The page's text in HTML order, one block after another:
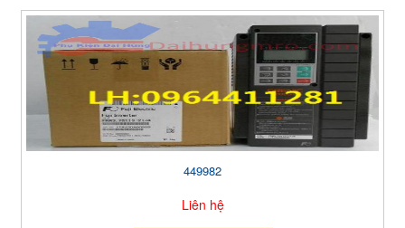
449982
Liên hệ